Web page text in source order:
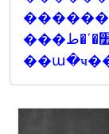
������
���׺�ʹ�ط���ʹ���餧����